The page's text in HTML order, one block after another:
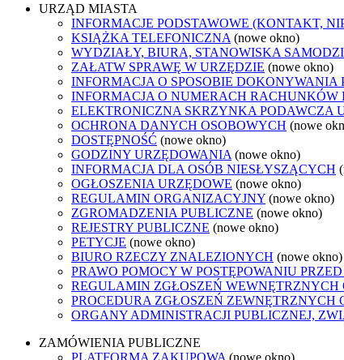
URZĄD MIASTA
INFORMACJE PODSTAWOWE (KONTAKT,
KSIĄŻKA TELEFONICZNA (nowe okno)
WYDZIAŁY, BIURA, STANOWISKA
ZAŁATW SPRAWĘ W URZĘDZIE (nowe okno)
INFORMACJA O SPOSOBIE DOKONYWANIA
INFORMACJA O NUMERACH RACHUNKÓW
ELEKTRONICZNA SKRZYNKA PODAWCZA
OCHRONA DANYCH OSOBOWYCH (nowe
DOSTĘPNOŚĆ (nowe okno)
GODZINY URZĘDOWANIA (nowe okno)
INFORMACJA DLA OSÓB NIESŁYSZĄCYCH
OGŁOSZENIA URZĘDOWE (nowe okno)
REGULAMIN ORGANIZACYJNY (nowe okno)
ZGROMADZENIA PUBLICZNE (nowe okno)
REJESTRY PUBLICZNE (nowe okno)
PETYCJE (nowe okno)
BIURO RZECZY ZNALEZIONYCH (nowe okno)
PRAWO POMOCY W POSTĘPOWANIU
REGULAMIN ZGŁOSZEŃ
PROCEDURA ZGŁOSZEŃ
ORGANY ADMINISTRACJI PUBLICZNEJ,
ZAMÓWIENIA PUBLICZNE
PLATFORMA ZAKUPOWA (nowe okno)